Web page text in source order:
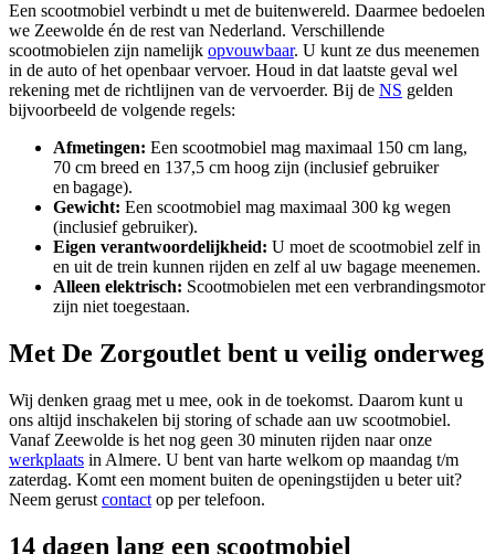
Een scootmobiel verbindt u met de buitenwereld. Daarmee bedoelen
we Zeewolde én de rest van Nederland. Verschillende
scootmobielen zijn namelijk opvouwbaar. U kunt ze dus meenemen
in de auto of het openbaar vervoer. Houd in dat laatste geval wel
rekening met de richtlijnen van de vervoerder. Bij de NS gelden
bijvoorbeeld de volgende regels:
Afmetingen: Een scootmobiel mag maximaal 150 cm lang,
70 cm breed en 137,5 cm hoog zijn (inclusief gebruiker
en bagage).
Gewicht: Een scootmobiel mag maximaal 300 kg wegen
(inclusief gebruiker).
Eigen verantwoordelijkheid: U moet de scootmobiel zelf in
en uit de trein kunnen rijden en zelf al uw bagage meenemen.
Alleen elektrisch: Scootmobielen met een verbrandingsmotor
zijn niet toegestaan.
Met De Zorgoutlet bent u veilig onderweg
Wij denken graag met u mee, ook in de toekomst. Daarom kunt u
ons altijd inschakelen bij storing of schade aan uw scootmobiel.
Vanaf Zeewolde is het nog geen 30 minuten rijden naar onze
werkplaats in Almere. U bent van harte welkom op maandag t/m
zaterdag. Komt een moment buiten de openingstijden u beter uit?
Neem gerust contact op per telefoon.
14 dagen lang een scootmobiel